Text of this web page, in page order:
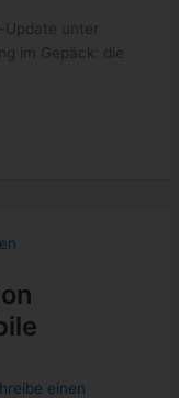
unter
im Gepäck: die
einen